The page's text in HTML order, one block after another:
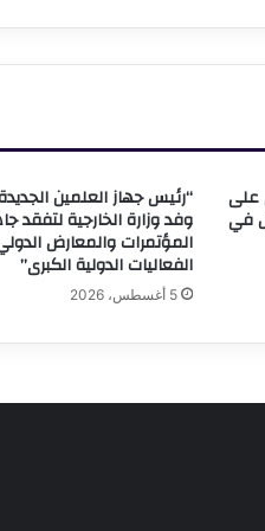
على
في
“رئيس جهاز العلمين
وفد وزارة الخارجية لتفقد
المؤتمرات والمعارض
الفعاليات الدولية الكبرى”
5 أغسطس، 2026